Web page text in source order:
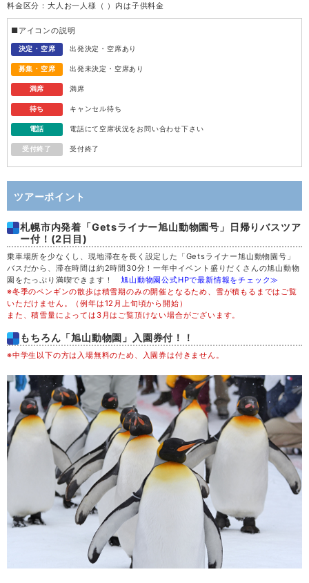
12
木 13
金 14
日 16
月 17
火 18
水 19
木 20
金 21
日 23
24
水 26
料金区分：大人お一人様（ ）内は子供料金
■アイコンの説明
決定・空席 出発決定・空席あり
募集・空席 出発未決定・空席あり
満席 満席
待ち キャンセル待ち
電話 電話にて空席状況をお問い合わせ下さい
受付終了 受付終了
ツアーポイント
札幌市内発着「Getsライナー旭山動物園号」日帰りバスツア
ー付！(2日目)
乗車場所を少なくし、現地滞在を長く設定した「Getsライナー旭山動物園号」
バスだから、滞在時間は約2時間30分！一年中イベント盛りだくさんの旭山動物
園をたっぷり満喫できます！旭山動物園公式HPで最新情報をチェック≫
※冬季のペンギンの散歩は積雪期のみの開催となるため、雪が積もるまではご覧
いただけません。（例年は12月上旬頃から開始）
また、積雪量によっては3月はご覧頂けない場合がございます。
もちろん「旭山動物園」入園券付！！
※中学生以下の方は入場無料のため、入園券は付きません。